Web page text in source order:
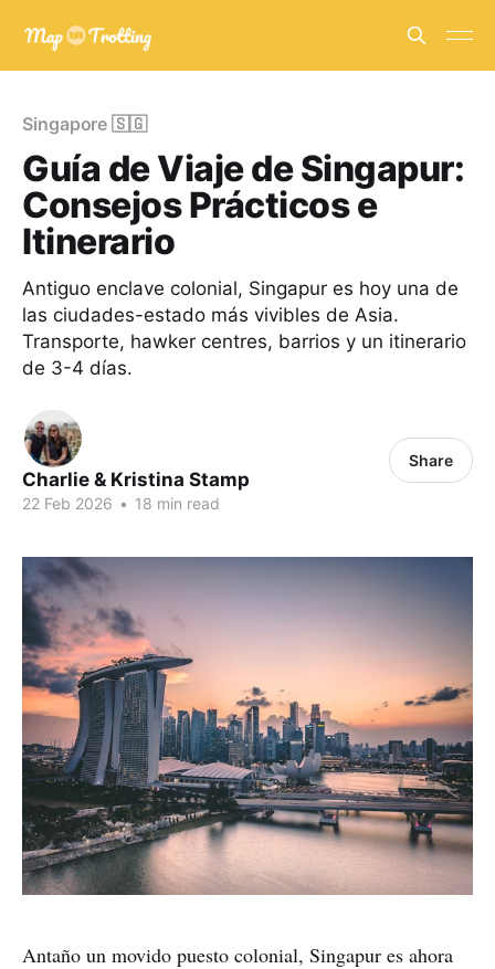
Singapore 🇸🇬
Guía de Viaje de Singapur:
Consejos Prácticos e
Itinerario
Antiguo enclave colonial, Singapur es hoy una de
las ciudades-estado más vivibles de Asia.
Transporte, hawker centres, barrios y un itinerario
de 3-4 días.
Charlie & Kristina Stamp
22 Feb 2026 • 18 min read
Share
Antaño un movido puesto colonial, Singapur es ahora